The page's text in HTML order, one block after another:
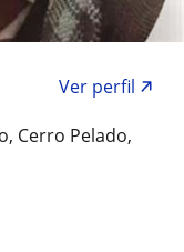
Ver perfil
Cerro Pelado,